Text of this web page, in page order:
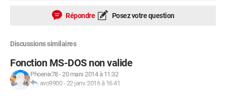
Répondre Posez votre question
Discussions similaires
Fonction MS-DOS non valide
Phoenix78-20 mars 2014 à 11:32
avo9900-22 janv. 2016 à 16:41